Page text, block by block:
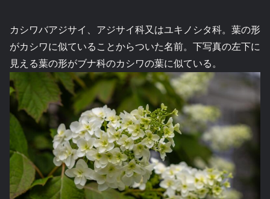
カシワバアジサイ、アジサイ科又はユキノシタ科。葉の形
がカシワに似ていることからついた名前。下写真の左下に
見える葉の形がブナ科のカシワの葉に似ている。